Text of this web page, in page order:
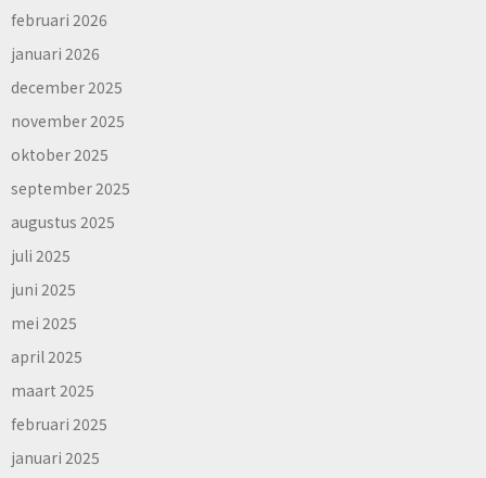
februari 2026
januari 2026
december 2025
november 2025
oktober 2025
september 2025
augustus 2025
juli 2025
juni 2025
mei 2025
april 2025
maart 2025
februari 2025
januari 2025